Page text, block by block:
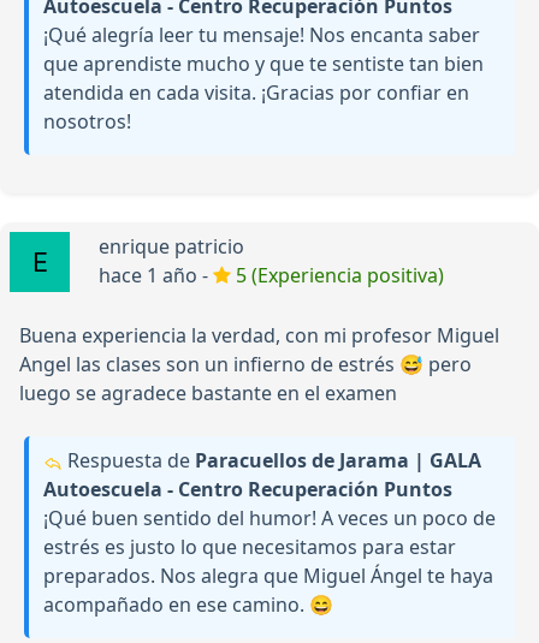
Autoescuela - Centro Recuperación Puntos
¡Qué alegría leer tu mensaje! Nos encanta saber
que aprendiste mucho y que te sentiste tan bien
atendida en cada visita. ¡Gracias por confiar en
nosotros!
enrique patricio
hace 1 año -
5 (Experiencia positiva)
Buena experiencia la verdad, con mi profesor Miguel
Angel las clases son un infierno de estrés 😅 pero
luego se agradece bastante en el examen
Respuesta de Paracuellos de Jarama | GALA
Autoescuela - Centro Recuperación Puntos
¡Qué buen sentido del humor! A veces un poco de
estrés es justo lo que necesitamos para estar
preparados. Nos alegra que Miguel Ángel te haya
acompañado en ese camino. 😄